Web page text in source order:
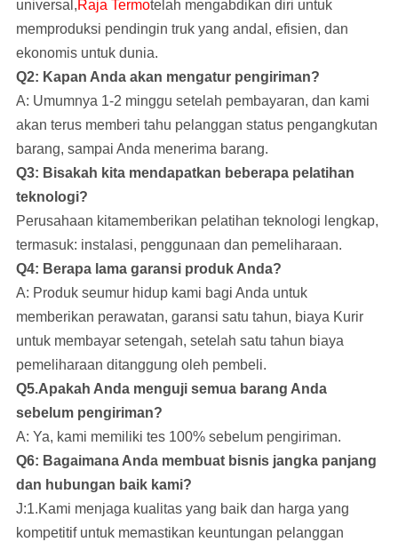
universal,Raja Termotelah mengabdikan diri untuk
memproduksi pendingin truk yang andal, efisien, dan
ekonomis untuk dunia.
Q2: Kapan Anda akan mengatur pengiriman?
A: Umumnya 1-2 minggu setelah pembayaran, dan kami
akan terus memberi tahu pelanggan status pengangkutan
barang, sampai Anda menerima barang.
Q3: Bisakah kita mendapatkan beberapa pelatihan
teknologi?
Perusahaan kitamemberikan pelatihan teknologi lengkap,
termasuk: instalasi, penggunaan dan pemeliharaan.
Q4: Berapa lama garansi produk Anda?
A: Produk seumur hidup kami bagi Anda untuk
memberikan perawatan, garansi satu tahun, biaya Kurir
untuk membayar setengah, setelah satu tahun biaya
pemeliharaan ditanggung oleh pembeli.
Q5.Apakah Anda menguji semua barang Anda
sebelum pengiriman?
A: Ya, kami memiliki tes 100% sebelum pengiriman.
Q6: Bagaimana Anda membuat bisnis jangka panjang
dan hubungan baik kami?
J:1.Kami menjaga kualitas yang baik dan harga yang
kompetitif untuk memastikan keuntungan pelanggan